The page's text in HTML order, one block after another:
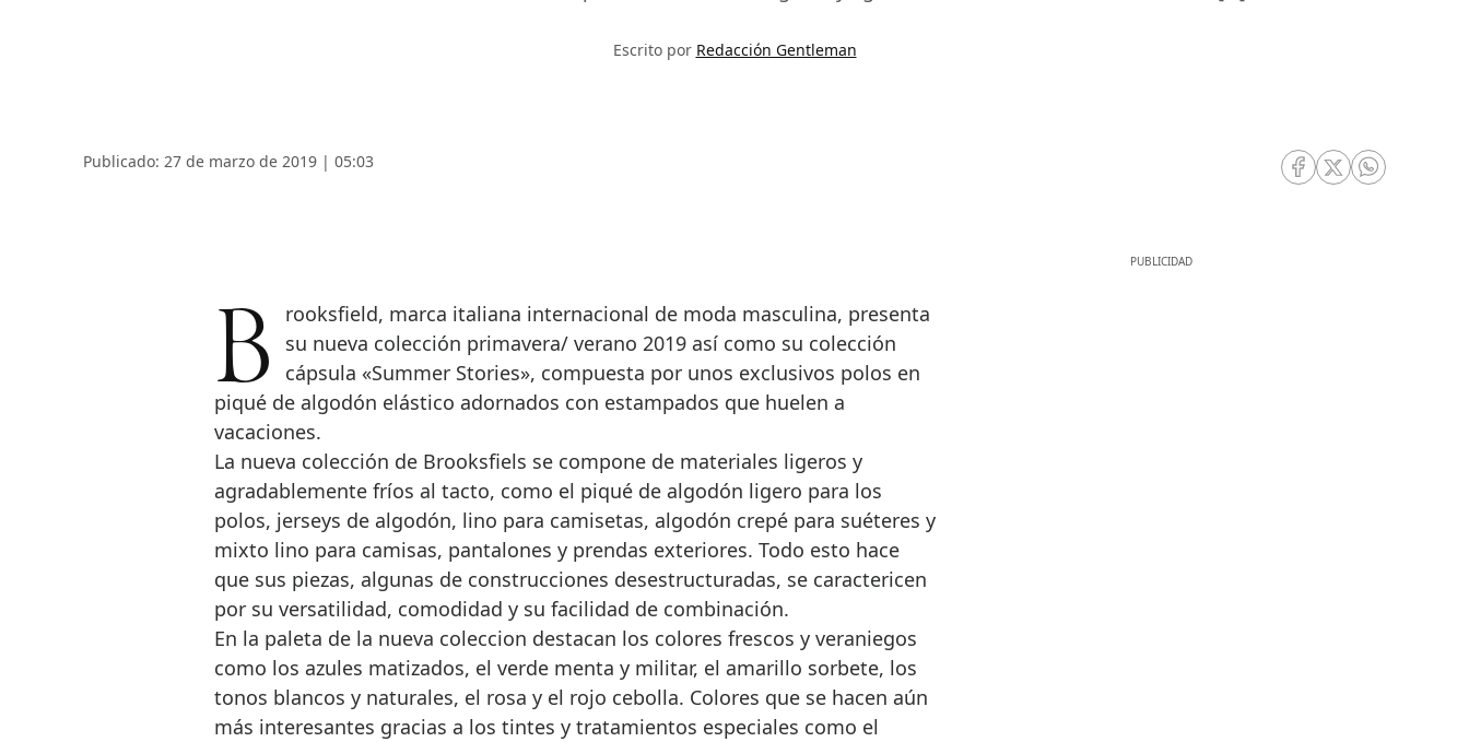
Escrito por Redacción Gentleman
Publicado: 27 de marzo de 2019 | 05:03
RRSS Facebook
RRSS Twitter
RRSS
Brooksfield, marca italiana internacional de moda masculina, presenta
su nueva colección primavera/ verano 2019 así como su colección
cápsula «Summer Stories», compuesta por unos exclusivos polos en
piqué de algodón elástico adornados con estampados que huelen a
vacaciones.
La nueva colección de Brooksfiels se compone de materiales ligeros y
agradablemente fríos al tacto, como el piqué de algodón ligero para los
polos, jerseys de algodón, lino para camisetas, algodón crepé para suéteres y
mixto lino para camisas, pantalones y prendas exteriores. Todo esto hace
que sus piezas, algunas de construcciones desestructuradas, se caractericen
por su versatilidad, comodidad y su facilidad de combinación.
En la paleta de la nueva coleccion destacan los colores frescos y veraniegos
como los azules matizados, el verde menta y militar, el amarillo sorbete, los
tonos blancos y naturales, el rosa y el rojo cebolla. Colores que se hacen aún
más interesantes gracias a los tintes y tratamientos especiales como el